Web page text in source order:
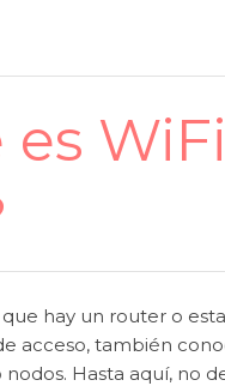
es WiFi
hay un router o
acceso, también
Hasta aquí, no